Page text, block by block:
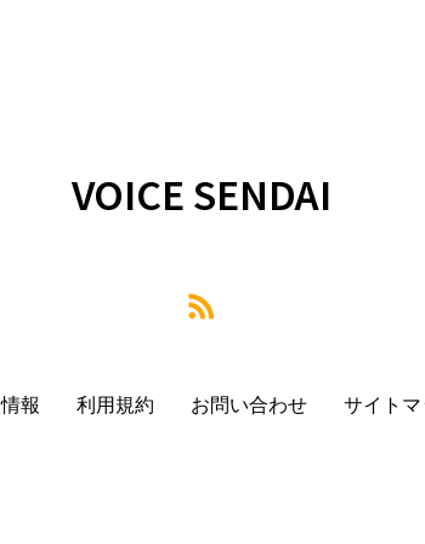
VOICE SENDAI
報 利用規約 お問い合わせ サイト